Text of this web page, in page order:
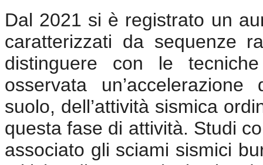
Dal 2021 si è registrato un
caratterizzati da sequenze
distinguere con le
osservata
suolo, dell’attività sismica
questa fase di attività. Studi
associato gli sciami sismici